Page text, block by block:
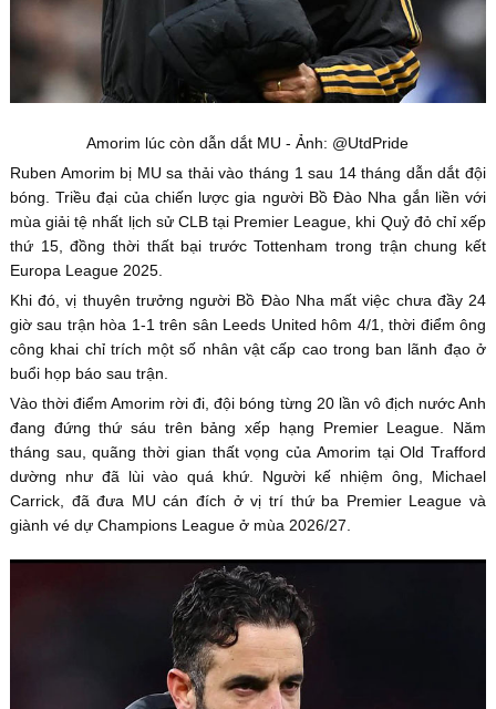
Amorim lúc còn dẫn dắt MU - Ảnh: @UtdPride
Ruben Amorim bị MU sa thải vào tháng 1 sau 14 tháng dẫn dắt đội
bóng. Triều đại của chiến lược gia người Bồ Đào Nha gắn liền với
mùa giải tệ nhất lịch sử CLB tại Premier League, khi Quỷ đỏ chỉ xếp
thứ 15, đồng thời thất bại trước Tottenham trong trận chung kết
Europa League 2025.
Khi đó, vị thuyên trưởng người Bồ Đào Nha mất việc chưa đầy 24
giờ sau trận hòa 1-1 trên sân Leeds United hôm 4/1, thời điểm ông
công khai chỉ trích một số nhân vật cấp cao trong ban lãnh đạo ở
buổi họp báo sau trận.
Vào thời điểm Amorim rời đi, đội bóng từng 20 lần vô địch nước Anh
đang đứng thứ sáu trên bảng xếp hạng Premier League. Năm
tháng sau, quãng thời gian thất vọng của Amorim tại Old Trafford
dường như đã lùi vào quá khứ. Người kế nhiệm ông, Michael
Carrick, đã đưa MU cán đích ở vị trí thứ ba Premier League và
giành vé dự Champions League ở mùa 2026/27.